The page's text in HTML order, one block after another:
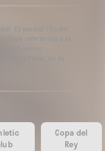
Es permet l'ús del
faça referència a la
Copa del
Rey